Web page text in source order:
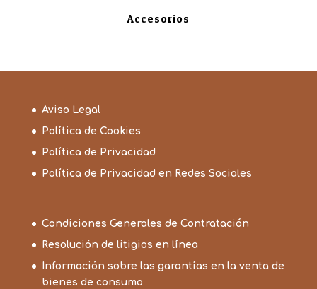
Accesorios
Aviso Legal
Política de Cookies
Política de Privacidad
Política de Privacidad en Redes Sociales
Condiciones Generales de Contratación
Resolución de litigios en línea
Información sobre las garantías en la venta de
bienes de consumo